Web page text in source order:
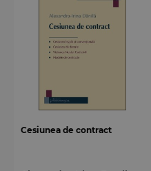
Cesiunea de contract